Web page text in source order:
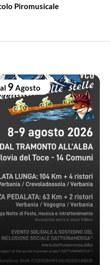
Piromusicale
al 9 Agosto